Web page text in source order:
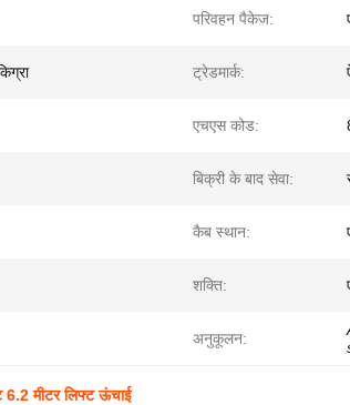
परिवहन पैकेज:
ट्रेडमार्क:
एचएस कोड:
बिक्री के बाद सेवा:
कैब स्थान:
शक्ति:
अनुकूलन:
6.2 मीटर लिफ्ट ऊंचाई